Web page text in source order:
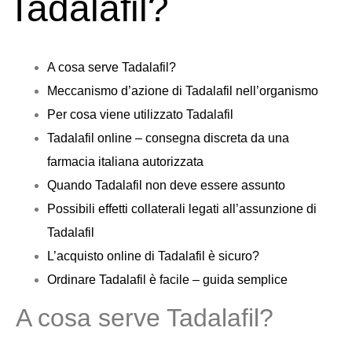
A cosa serve Tadalafil?
Meccanismo d’azione di Tadalafil nell’organismo
Per cosa viene utilizzato Tadalafil
Tadalafil online – consegna discreta da una
farmacia italiana autorizzata
Quando Tadalafil non deve essere assunto
Possibili effetti collaterali legati all’assunzione di
Tadalafil
L’acquisto online di Tadalafil è sicuro?
Ordinare Tadalafil è facile – guida semplice
A cosa serve Tadalafil?